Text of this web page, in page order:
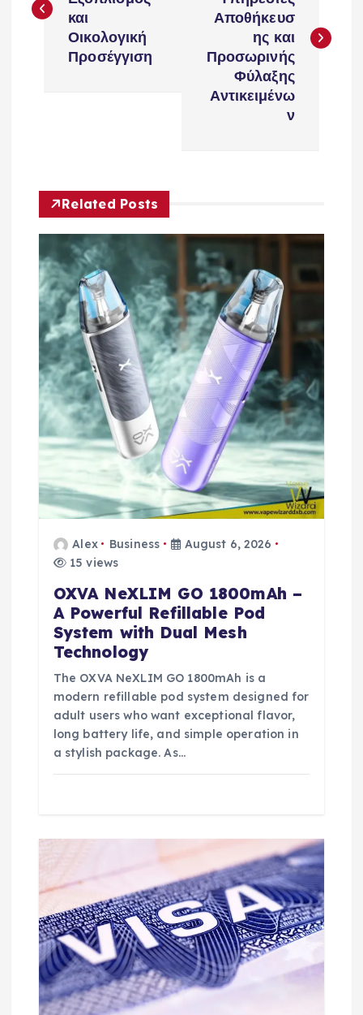
s
v
g
a
t
o
n
και
Οικολογική
Προσέγγιση
Αποθήκευσ
ης και
Προσωρινής
Φύλαξης
Αντικειμένω
ν
Related Posts
Alex Business
August 6, 2026
15 views
OXVA NeXLIM GO 1800mAh –
A Powerful Refillable Pod
System with Dual Mesh
Technology
The OXVA NeXLIM GO 1800mAh is a
modern refillable pod system designed for
adult users who want exceptional flavor,
long battery life, and simple operation in
a stylish package. As…